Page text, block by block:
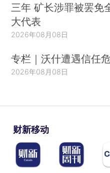
三年 矿长涉罪被罢免
大代表
2026年08月08日
专栏｜沃什遭遇信任
2026年08月08日
财新移动